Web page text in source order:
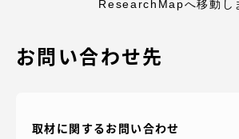
ResearchMapへ移動し
お問い合わせ先
取材に関するお問い合わせ